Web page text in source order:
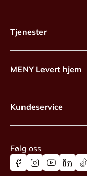
Tjenester
MENY Levert hjem
Kundeservice
Følg oss